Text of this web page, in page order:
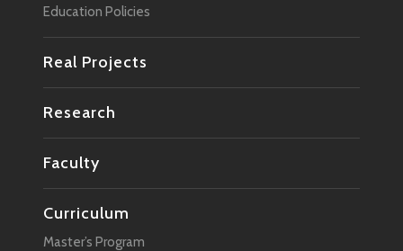
Education Policies
Real Projects
Research
Faculty
Curriculum
Master’s Program